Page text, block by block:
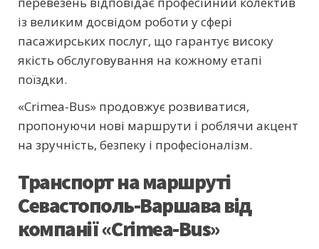
із великим досвідом роботи у сфері
пасажирських послуг, що гарантує високу
якість обслуговування на кожному етапі
поїздки.
«Crimea-Bus» продовжує розвиватися,
пропонуючи нові маршрути і роблячи акцент
на зручність, безпеку і професіоналізм.
Транспорт на маршруті
Севастополь-Варшава від
компанії «Crimea-Bus»